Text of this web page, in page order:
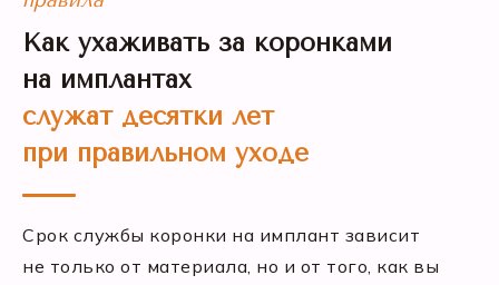
Как ухаживать за коронками
на имплантах
служат десятки лет
при правильном уходе
Срок службы коронки на имплант зависит
не только от материала, но и от того, как вы